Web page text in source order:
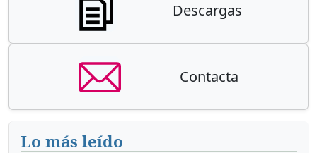
Descargas
Contacta
Lo más leído